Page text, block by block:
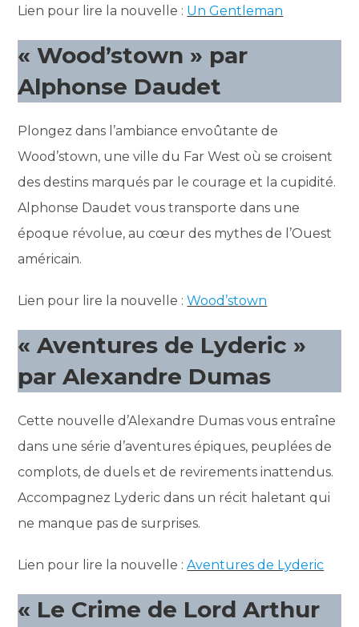
Lien pour lire la nouvelle : Un Gentleman
« Wood’stown » par
Alphonse Daudet
Plongez dans l’ambiance envoûtante de
Wood’stown, une ville du Far West où se croisent
des destins marqués par le courage et la cupidité.
Alphonse Daudet vous transporte dans une
époque révolue, au cœur des mythes de l’Ouest
américain.
Lien pour lire la nouvelle :Wood’stown
« Aventures de Lyderic »
par Alexandre Dumas
Cette nouvelle d’Alexandre Dumas vous entraîne
dans une série d’aventures épiques, peuplées de
complots, de duels et de revirements inattendus.
Accompagnez Lyderic dans un récit haletant qui
ne manque pas de surprises.
Lien pour lire la nouvelle :Aventures de Lyderic
« Le Crime de Lord Arthur